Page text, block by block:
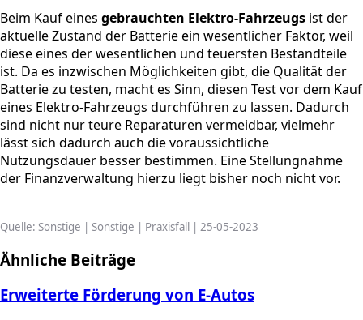
Beim Kauf eines gebrauchten Elektro-Fahrzeugs ist der
aktuelle Zustand der Batterie ein wesentlicher Faktor, weil
diese eines der wesentlichen und teuersten Bestandteile
ist. Da es inzwischen Möglichkeiten gibt, die Qualität der
Batterie zu testen, macht es Sinn, diesen Test vor dem Kauf
eines Elektro-Fahrzeugs durchführen zu lassen. Dadurch
sind nicht nur teure Reparaturen vermeidbar, vielmehr
lässt sich dadurch auch die voraussichtliche
Nutzungsdauer besser bestimmen. Eine Stellungnahme
der Finanzverwaltung hierzu liegt bisher noch nicht vor.
Quelle: Sonstige | Sonstige | Praxisfall | 25-05-2023
Ähnliche Beiträge
Erweiterte Förderung von E-Autos